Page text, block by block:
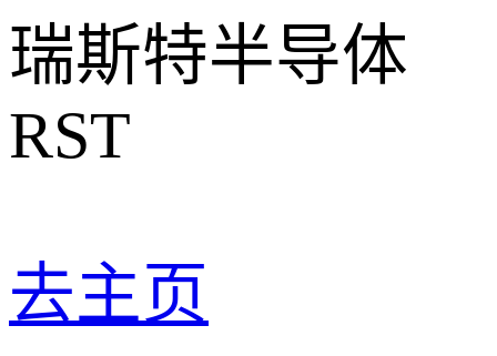
瑞斯特半导体
RST
去主页